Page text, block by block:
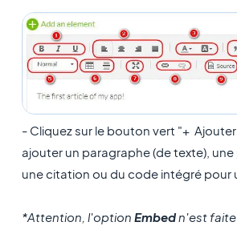
- Cliquez sur le bouton vert "+
ajouter un paragraphe (de texte),
une citation ou du code intégré pour
*Attention, l'option Embedn'est faite